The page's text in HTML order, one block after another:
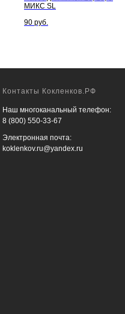
МИКС SL
90 руб.
Контакты Кокленков.РФ
Наш многоканальный телефон:
8 (800) 550-33-67
Электронная почта:
koklenkov.ru@yandex.ru